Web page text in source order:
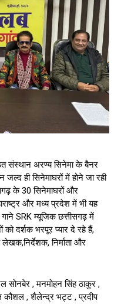
संस्थान अरण्य सिनेमा के बैनर
जल्द ही सिनेमाघरों में होने जा रही
के 30 सिनेमाघरों और
और मध्य प्रदेश में भी यह
SRK म्यूजिक छत्तीसगढ़ में
दर्शक भरपूर प्यार दे रहे हैं,
निर्माता और
सोनबेर , मनमोहन सिंह ठाकुर ,
कौशल , शैलेन्द्र भट्ट , प्रदीप